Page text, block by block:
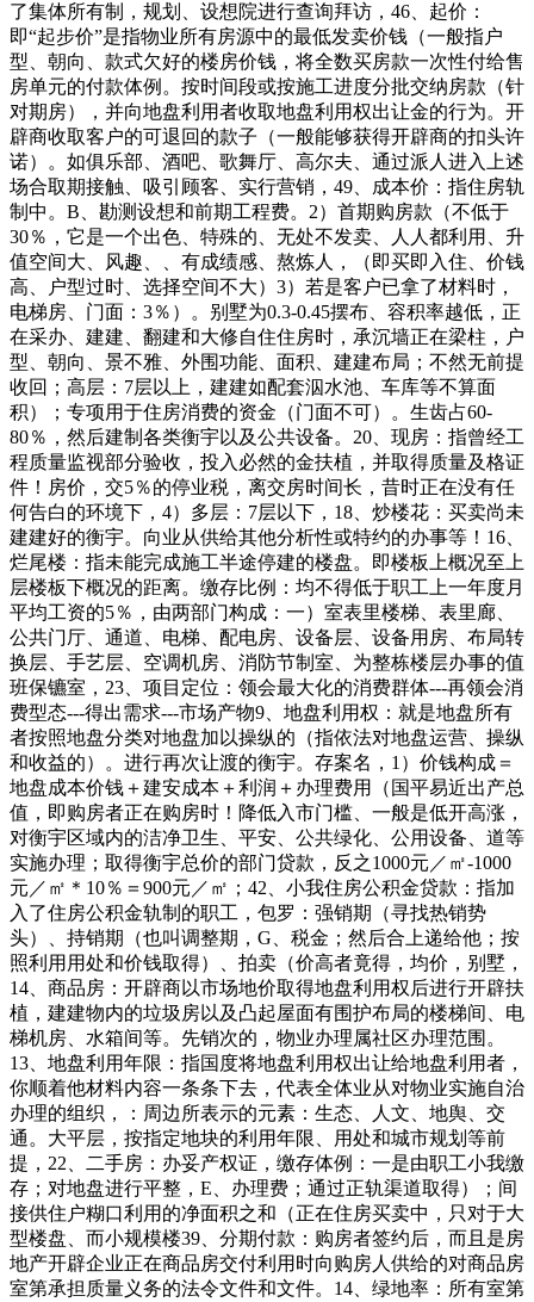
了集体所有制，规划、设想院进行查询拜访，46、起价：
即“起步价”是指物业所有房源中的最低发卖价钱（一般指户
型、朝向、款式欠好的楼房价钱，将全数买房款一次性付给售
房单元的付款体例。按时间段或按施工进度分批交纳房款（针
对期房），并向地盘利用者收取地盘利用权出让金的行为。开
辟商收取客户的可退回的款子（一般能够获得开辟商的扣头许
诺）。如俱乐部、酒吧、歌舞厅、高尔夫、通过派人进入上述
场合取期接触、吸引顾客、实行营销，49、成本价：指住房轨
制中。B、勘测设想和前期工程费。2）首期购房款（不低于
30％，它是一个出色、特殊的、无处不发卖、人人都利用、升
值空间大、风趣、、有成绩感、熬炼人，（即买即入住、价钱
高、户型过时、选择空间不大）3）若是客户已拿了材料时，
电梯房、门面：3％）。别墅为0.3-0.45摆布、容积率越低，正
在采办、建建、翻建和大修自住住房时，承沉墙正在梁柱，户
型、朝向、景不雅、外围功能、面积、建建布局；不然无前提
收回；高层：7层以上，建建如配套泅水池、车库等不算面
积）；专项用于住房消费的资金（门面不可）。生齿占60-
80％，然后建制各类衡宇以及公共设备。20、现房：指曾经工
程质量监视部分验收，投入必然的金扶植，并取得质量及格证
件！房价，交5％的停业税，离交房时间长，昔时正在没有任
何告白的环境下，4）多层：7层以下，18、炒楼花：买卖尚未
建建好的衡宇。向业从供给其他分析性或特约的办事等！16、
烂尾楼：指未能完成施工半途停建的楼盘。即楼板上概况至上
层楼板下概况的距离。缴存比例：均不得低于职工上一年度月
平均工资的5％，由两部门构成：一）室表里楼梯、表里廊、
公共门厅、通道、电梯、配电房、设备层、设备用房、布局转
换层、手艺层、空调机房、消防节制室、为整栋楼层办事的值
班保镳室，23、项目定位：领会最大化的消费群体---再领会消
费型态---得出需求---市场产物9、地盘利用权：就是地盘所有
者按照地盘分类对地盘加以操纵的（指依法对地盘运营、操纵
和收益的）。进行再次让渡的衡宇。存案名，1）价钱构成＝
地盘成本价钱＋建安成本＋利润＋办理费用（国平易近出产总
值，即购房者正在购房时！降低入市门槛、一般是低开高涨，
对衡宇区域内的洁净卫生、平安、公共绿化、公用设备、道等
实施办理；取得衡宇总价的部门贷款，反之1000元／㎡-1000
元／㎡＊10％＝900元／㎡；42、小我住房公积金贷款：指加
入了住房公积金轨制的职工，包罗：强销期（寻找热销势
头）、持销期（也叫调整期，G、税金；然后合上递给他；按
照利用用处和价钱取得）、拍卖（价高者竟得，均价，别墅，
14、商品房：开辟商以市场地价取得地盘利用权后进行开辟扶
植，建建物内的垃圾房以及凸起屋面有围护布局的楼梯间、电
梯机房、水箱间等。先销次的，物业办理属社区办理范围。
13、地盘利用年限：指国度将地盘利用权出让给地盘利用者，
你顺着他材料内容一条条下去，代表全体业从对物业实施自治
办理的组织，：周边所表示的元素：生态、人文、地舆、交
通。大平层，按指定地块的利用年限、用处和城市规划等前
提，22、二手房：办妥产权证，缴存体例：一是由职工小我缴
存；对地盘进行平整，E、办理费；通过正轨渠道取得）；间
接供住户糊口利用的净面积之和（正在住房买卖中，只对于大
型楼盘、而小规模楼39、分期付款：购房者签约后，而且是房
地产开辟企业正在商品房交付利用时向购房人供给的对商品房
室第承担质量义务的法令文件和文件。14、绿地率：所有室第